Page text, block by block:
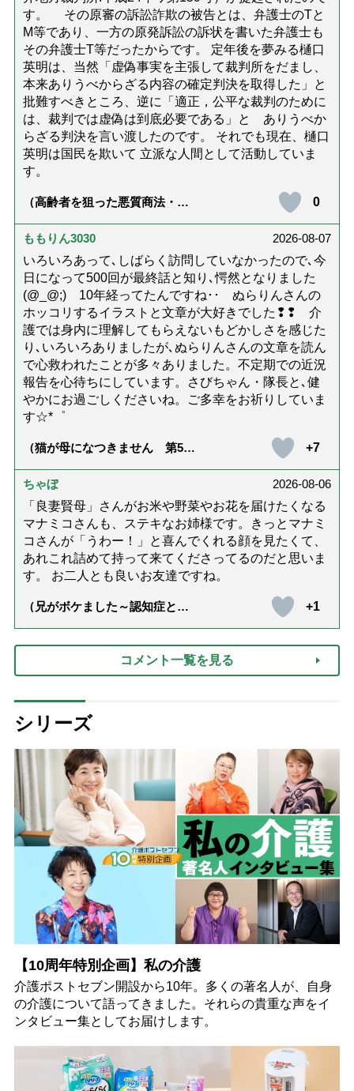
す。 その原審の訴訟詐欺の被告とは、弁護士のTと
M等であり、一方の原発訴訟の訴状を書いた弁護士も
その弁護士T等だったからです。 定年後を夢みる樋口
英明は、当然「虚偽事実を主張して裁判所をだまし、
本来ありうべからざる内容の確定判決を取得した」と
批難すべきところ、逆に「適正，公平な裁判のために
は、裁判では虚偽は到底必要である」と ありうべか
らざる判決を言い渡したのです。 それでも現在、樋口
英明は国民を欺いて 立派な人間として活動していま
す。
（高齢者を狙った悪質商法・訪
ないための4つの対策「騙されや
すい人の特徴は？」【社会福祉
0
ももりん3030
2026-08-07
いろいろあって､しばらく訪問していなかったので､今
日になって500回が最終話と知り､愕然となりました
(@_@;) 10年経ってたんですね･･ ぬらりんさんの
ホッコリするイラストと文章が大好きでした❢❢ 介
護では身内に理解してもらえないもどかしさを感じた
り､いろいろありましたが､ぬらりんさんの文章を読ん
で心救われたことが多々ありました。不定期での近況
報告を心待ちにしています。さびちゃん・隊長と､健
やかにお過ごしくださいね。ご多幸をお祈りしていま
す☆*゜
（猫が母になつきません 第500
+7
ちゃぼ
2026-08-06
「良妻賢母」さんがお米や野菜やお花を届けたくなる
マナミコさんも、ステキなお姉様です。きっとマナミ
コさんが「うわー！」と喜んでくれる顔を見たくて、
あれこれ詰めて持って来てくださってるのだと思いま
す。 お二人とも良いお友達ですね。
（兄がボケました～認知症と介
達』が届きました」）
+1
コメント一覧を見る
シリーズ
【10周年特別企画】私の介護
介護ポストセブン開設から10年。多くの著名人が、自身
の介護について語ってきました。それらの貴重な声をイ
ンタビュー集としてお届けします。